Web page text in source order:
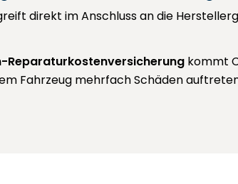
direkt im Anschluss an die
Reparaturkostenversicherung kommt
Fahrzeug mehrfach Schäden